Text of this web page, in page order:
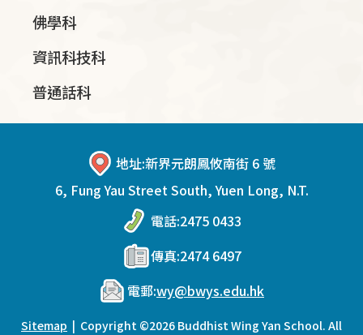
佛學科
資訊科技科
普通話科
地址:新界元朗鳳攸南街 6 號
6, Fung Yau Street South, Yuen Long, N.T.
電話:2475 0433
傳真:2474 6497
電郵:wy@bwys.edu.hk
Sitemap | Copyright ©2026 Buddhist Wing Yan School. All